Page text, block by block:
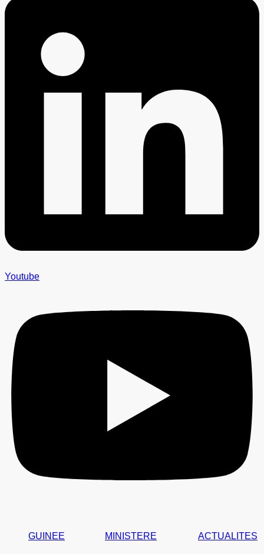
Youtube
GUINEE MINISTERE ACTUALITES